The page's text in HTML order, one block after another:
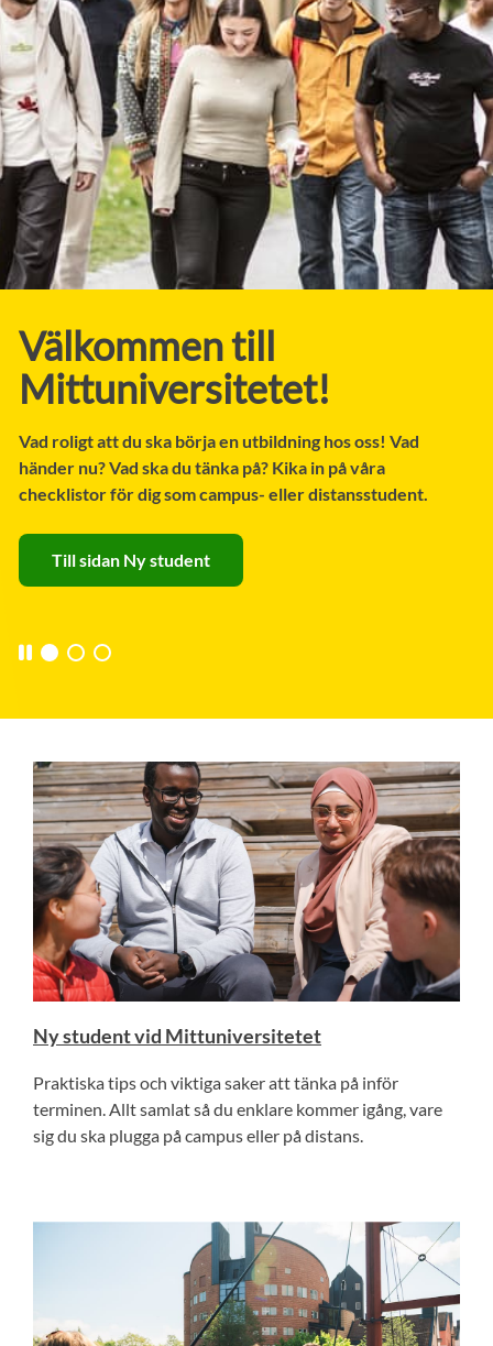
Välkommen till
Mittuniversitetet!
Vad roligt att du ska börja en utbildning hos oss! Vad
händer nu? Vad ska du tänka på? Kika in på våra
checklistor för dig som campus- eller distansstudent.
Till sidan Ny student
Pausa karusellen
Ny student vid Mittuniversitetet
Praktiska tips och viktiga saker att tänka på inför
terminen. Allt samlat så du enklare kommer igång, vare
sig du ska plugga på campus eller på distans.